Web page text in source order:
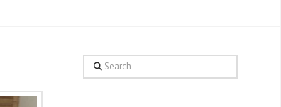
Search